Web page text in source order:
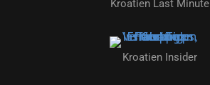
Kroatien Last Minute
Kroatien Insider